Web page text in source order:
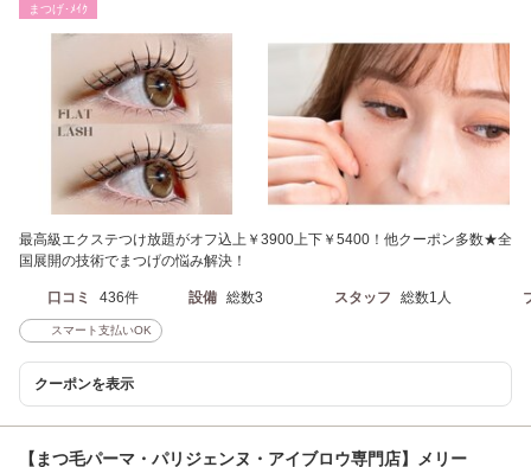
まつげ･ﾒｲｸ
最高級エクステつけ放題がオフ込上￥3900上下￥5400！他クーポン多数★全
国展開の技術でまつげの悩み解決！
口コミ 436件 設備 総数3 スタッフ 総数1人
スマート支払いOK
クーポンを表示
【まつ毛パーマ・パリジェンヌ・アイブロウ専門店】メリー